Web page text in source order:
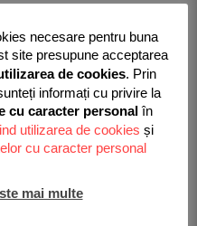
și accesoriilor pentru
necesare pentru buna
site presupune acceptarea
de cookies. Prin
informați cu privire la
cu caracter personalîn
utilizarea de cookies și
cu caracter personal
mai multe